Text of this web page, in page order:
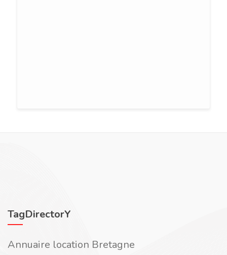
TagDirectorY
Annuaire location Bretagne